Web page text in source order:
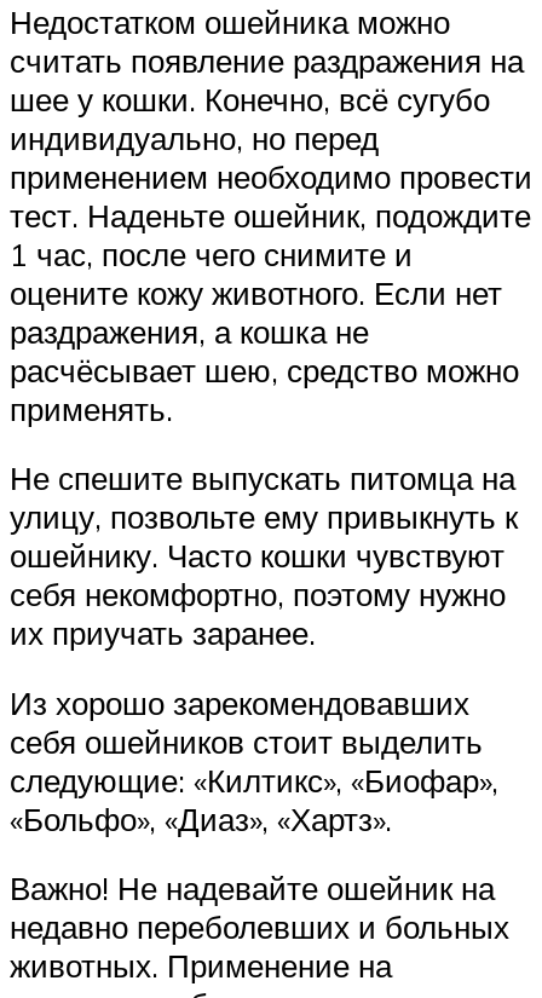
Недостатком ошейника можно
считать появление раздражения на
шее у кошки. Конечно, всё сугубо
индивидуально, но перед
применением необходимо провести
тест. Наденьте ошейник, подождите
1 час, после чего снимите и
оцените кожу животного. Если нет
раздражения, а кошка не
расчёсывает шею, средство можно
применять.
Не спешите выпускать питомца на
улицу, позвольте ему привыкнуть к
ошейнику. Часто кошки чувствуют
себя некомфортно, поэтому нужно
их приучать заранее.
Из хорошо зарекомендовавших
себя ошейников стоит выделить
следующие: «Килтикс», «Биофар»,
«Больфо», «Диаз», «Хартз».
Важно! Не надевайте ошейник на
недавно переболевших и больных
животных. Применение на